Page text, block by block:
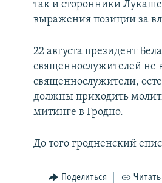
так и сторонники
выражения позиции за
22 августа президент
священнослужителей не
священнослужители,
должны приходить
митинге в Гродно.
До того гродненский
Поделиться Читать